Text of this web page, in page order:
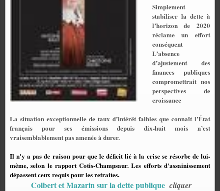
Simplement
stabiliser la dette à
l’horizon de 2020
réclame un effort
conséquent
L’absence
d’ajustement des
finances publiques
compromettrait nos
perspectives de
croissance
La situation exceptionnelle de taux d’intérêt faibles que connaît l’État
français pour ses émissions depuis dix-huit mois n’est
vraisemblablement pas amenée à durer.
Il n'y a pas de raison pour que le déficit lié à la crise se résorbe de lui-
même, selon le rapport Cotis-Champsaur. Les efforts d'assainissement
dépassent ceux requis pour les retraites.
Colbert et Mazarin sur la dette publique cliquer